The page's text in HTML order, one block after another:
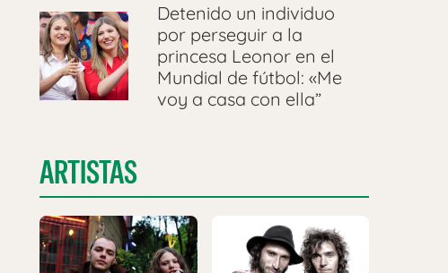
Detenido un individuo
por perseguir a la
princesa Leonor en el
Mundial de fútbol: «Me
voy a casa con ella”
ARTISTAS